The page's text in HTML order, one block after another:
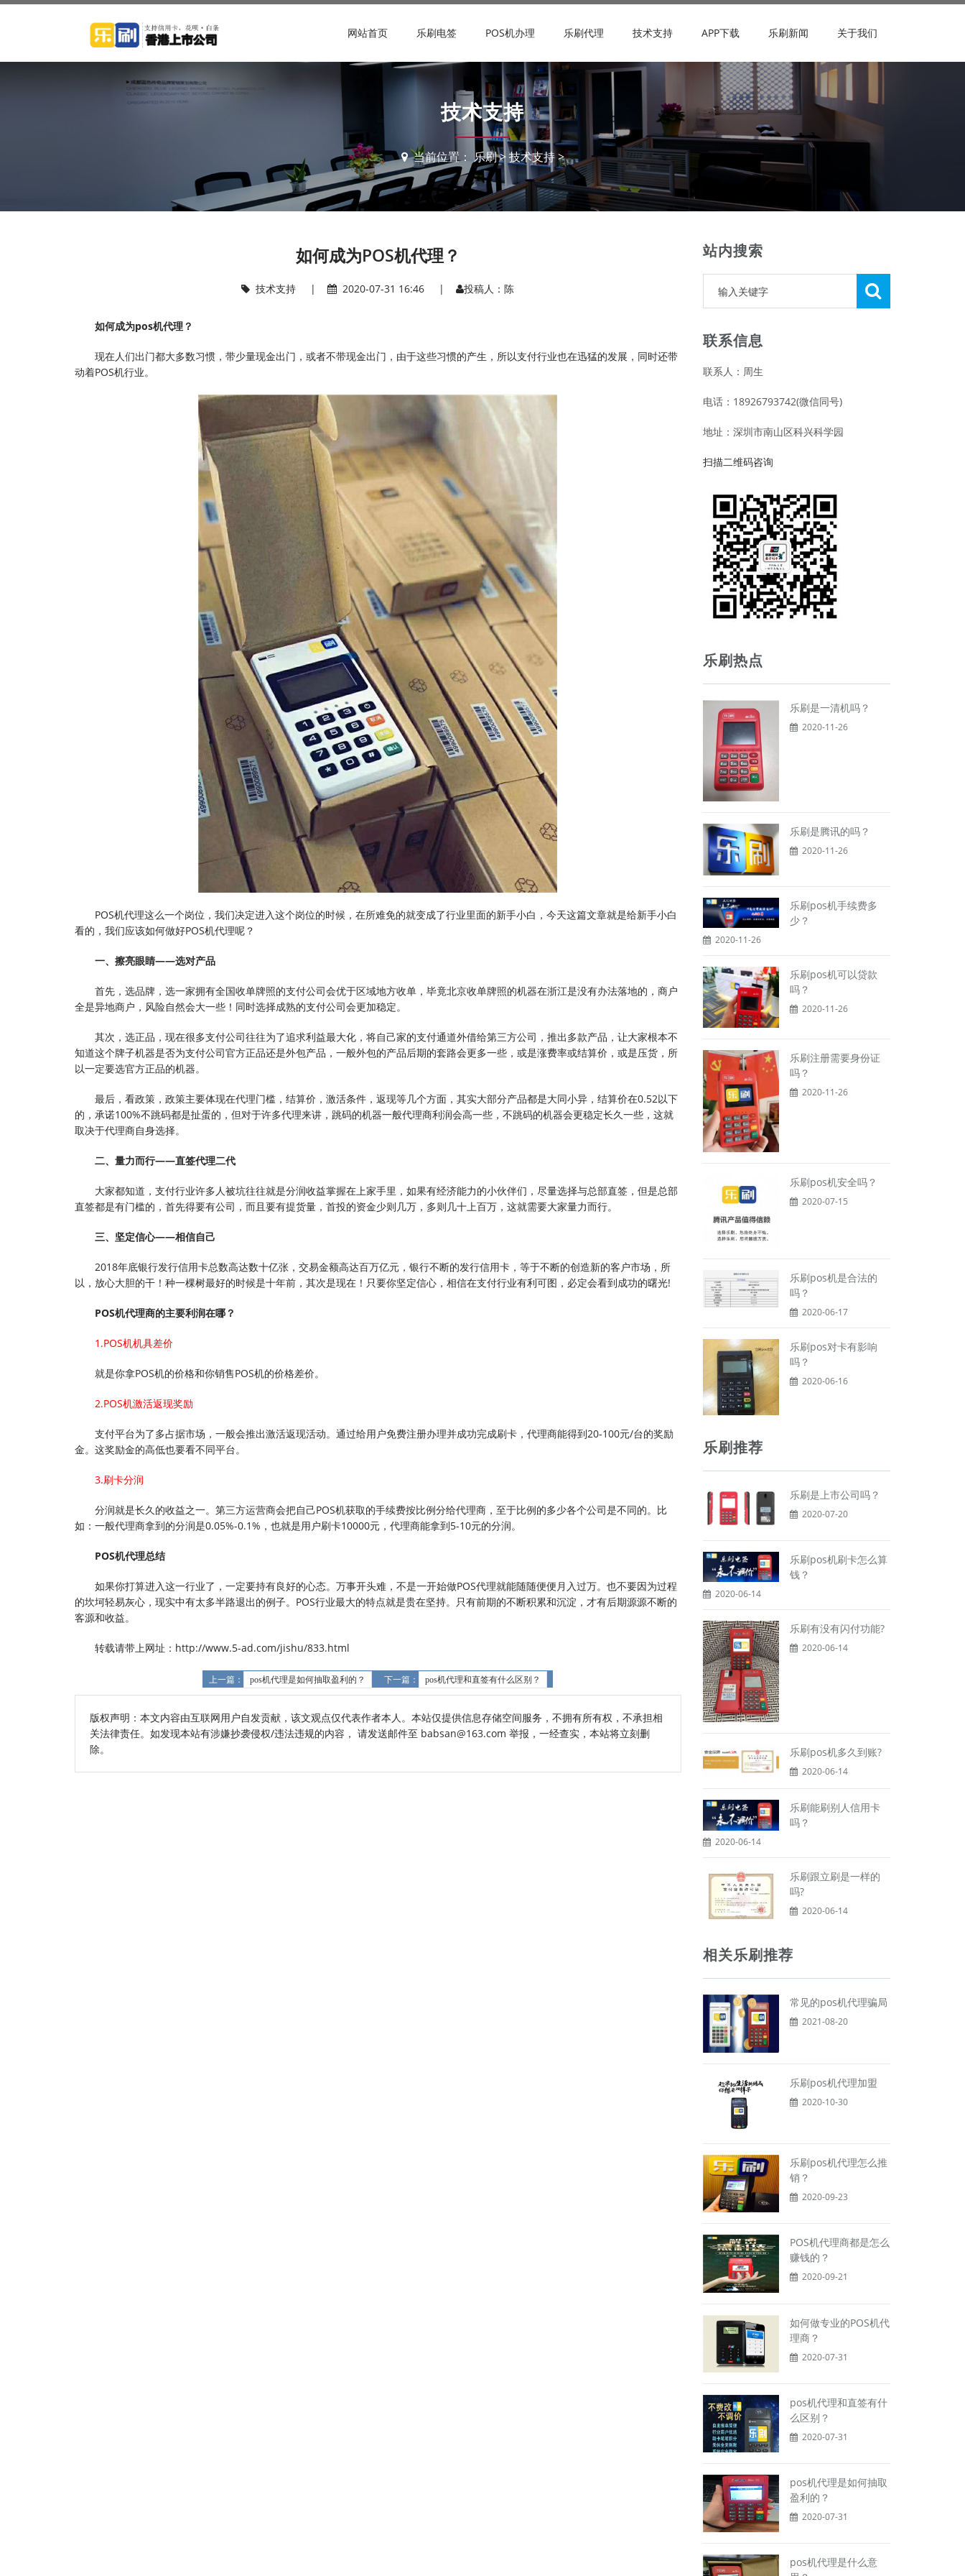
网站首页 乐刷电签 POS机办理 乐刷代理 技术支持 APP下载 乐刷新闻 关于我们
技术支持
当前位置： 乐刷>技术支持>
如何成为POS机代理？
技术支持 | 2020-07-31 16:46 | 投稿人：陈
如何成为pos机代理？
现在人们出门都大多数习惯，带少量现金出门，或者不带现金出门，由于这些习惯的产生，所以支付行业也在迅猛的发展，同时还带
动着POS机行业。
POS机代理这么一个岗位，我们决定进入这个岗位的时候，在所难免的就变成了行业里面的新手小白，今天这篇文章就是给新手小白
看的，我们应该如何做好POS机代理呢？
一、擦亮眼睛——选对产品
首先，选品牌，选一家拥有全国收单牌照的支付公司会优于区域地方收单，毕竟北京收单牌照的机器在浙江是没有办法落地的，商户
全是异地商户，风险自然会大一些！同时选择成熟的支付公司会更加稳定。
其次，选正品，现在很多支付公司往往为了追求利益最大化，将自己家的支付通道外借给第三方公司，推出多款产品，让大家根本不
知道这个牌子机器是否为支付公司官方正品还是外包产品，一般外包的产品后期的套路会更多一些，或是涨费率或结算价，或是压货，所
以一定要选官方正品的机器。
最后，看政策，政策主要体现在代理门槛，结算价，激活条件，返现等几个方面，其实大部分产品都是大同小异，结算价在0.52以下
的，承诺100%不跳码都是扯蛋的，但对于许多代理来讲，跳码的机器一般代理商利润会高一些，不跳码的机器会更稳定长久一些，这就
取决于代理商自身选择。
二、量力而行——直签代理二代
大家都知道，支付行业许多人被坑往往就是分润收益掌握在上家手里，如果有经济能力的小伙伴们，尽量选择与总部直签，但是总部
直签都是有门槛的，首先得要有公司，而且要有提货量，首投的资金少则几万，多则几十上百万，这就需要大家量力而行。
三、坚定信心——相信自己
2018年底银行发行信用卡总数高达数十亿张，交易金额高达百万亿元，银行不断的发行信用卡，等于不断的创造新的客户市场，所
以，放心大胆的干！种一棵树最好的时候是十年前，其次是现在！只要你坚定信心，相信在支付行业有利可图，必定会看到成功的曙光!
POS机代理商的主要利润在哪？
1.POS机机具差价
就是你拿POS机的价格和你销售POS机的价格差价。
2.POS机激活返现奖励
支付平台为了多占据市场，一般会推出激活返现活动。通过给用户免费注册办理并成功完成刷卡，代理商能得到20-100元/台的奖励
金。这奖励金的高低也要看不同平台。
3.刷卡分润
分润就是长久的收益之一。第三方运营商会把自己POS机获取的手续费按比例分给代理商，至于比例的多少各个公司是不同的。比
如：一般代理商拿到的分润是0.05%-0.1%，也就是用户刷卡10000元，代理商能拿到5-10元的分润。
POS机代理总结
如果你打算进入这一行业了，一定要持有良好的心态。万事开头难，不是一开始做POS代理就能随随便便月入过万。也不要因为过程
的坎坷轻易灰心，现实中有太多半路退出的例子。POS行业最大的特点就是贵在坚持。只有前期的不断积累和沉淀，才有后期源源不断的
客源和收益。
转载请带上网址：http://www.5-ad.com/jishu/833.html
上一篇： pos机代理是如何抽取盈利的？ 下一篇： pos机代理和直签有什么区别？
版权声明：本文内容由互联网用户自发贡献，该文观点仅代表作者本人。本站仅提供信息存储空间服务，不拥有所有权，不承担相
关法律责任。如发现本站有涉嫌抄袭侵权/违法违规的内容， 请发送邮件至 babsan@163.com 举报，一经查实，本站将立刻删
除。
站内搜索
联系信息
联系人：周生
电话：18926793742(微信同号)
地址：深圳市南山区科兴科学园
扫描二维码咨询
乐刷热点
乐刷是一清机吗？
2020-11-26
乐刷是腾讯的吗？
2020-11-26
乐刷pos机手续费多
少？
2020-11-26
乐刷pos机可以贷款
吗？
2020-11-26
乐刷注册需要身份证
吗？
2020-11-26
乐刷pos机安全吗？
2020-07-15
乐刷pos机是合法的
吗？
2020-06-17
乐刷pos对卡有影响
吗？
2020-06-16
乐刷推荐
乐刷是上市公司吗？
2020-07-20
乐刷pos机刷卡怎么算
钱？
2020-06-14
乐刷有没有闪付功能?
2020-06-14
乐刷pos机多久到账?
2020-06-14
乐刷能刷别人信用卡
吗？
2020-06-14
乐刷跟立刷是一样的
吗?
2020-06-14
相关乐刷推荐
常见的pos机代理骗局
2021-08-20
乐刷pos机代理加盟
2020-10-30
乐刷pos机代理怎么推
销？
2020-09-23
POS机代理商都是怎么
赚钱的？
2020-09-21
如何做专业的POS机代
理商？
2020-07-31
pos机代理和直签有什
么区别？
2020-07-31
pos机代理是如何抽取
盈利的？
2020-07-31
pos机代理是什么意